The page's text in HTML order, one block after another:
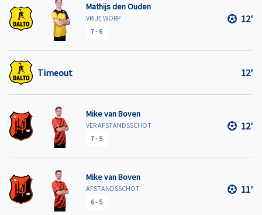
Mathijs den Ouden
VRIJE WORP
7- 6
12'
Timeout 12'
Mike van Boven
VER AFSTANDSSCHOT
7-5
12'
Mike van Boven
AFSTANDSSCHOT
6-5
11'